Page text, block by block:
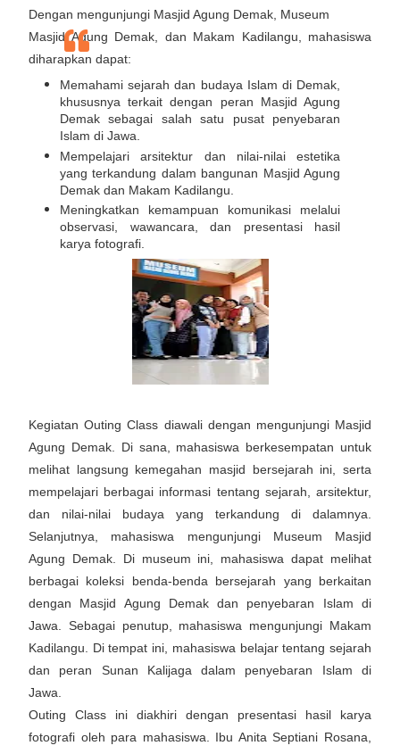
Dengan mengunjungi Masjid Agung Demak, Museum
Masjid Agung Demak, dan Makam Kadilangu, mahasiswa
diharapkan dapat:
Memahami sejarah dan budaya Islam di Demak,
khususnya terkait dengan peran Masjid Agung
Demak sebagai salah satu pusat penyebaran
Islam di Jawa.
Mempelajari arsitektur dan nilai-nilai estetika
yang terkandung dalam bangunan Masjid Agung
Demak dan Makam Kadilangu.
Meningkatkan kemampuan komunikasi melalui
observasi, wawancara, dan presentasi hasil
karya fotografi.
Kegiatan Outing Class diawali dengan mengunjungi Masjid
Agung Demak. Di sana, mahasiswa berkesempatan untuk
melihat langsung kemegahan masjid bersejarah ini, serta
mempelajari berbagai informasi tentang sejarah, arsitektur,
dan nilai-nilai budaya yang terkandung di dalamnya.
Selanjutnya, mahasiswa mengunjungi Museum Masjid
Agung Demak. Di museum ini, mahasiswa dapat melihat
berbagai koleksi benda-benda bersejarah yang berkaitan
dengan Masjid Agung Demak dan penyebaran Islam di
Jawa. Sebagai penutup, mahasiswa mengunjungi Makam
Kadilangu. Di tempat ini, mahasiswa belajar tentang sejarah
dan peran Sunan Kalijaga dalam penyebaran Islam di
Jawa.
Outing Class ini diakhiri dengan presentasi hasil karya
fotografi oleh para mahasiswa. Ibu Anita Septiani Rosana,